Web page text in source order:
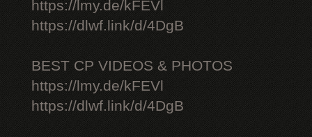
https://lmy.de/kFEVl
https://dlwf.link/d/4DgB
BEST CP VIDEOS & PHOTOS
https://lmy.de/kFEVl
https://dlwf.link/d/4DgB